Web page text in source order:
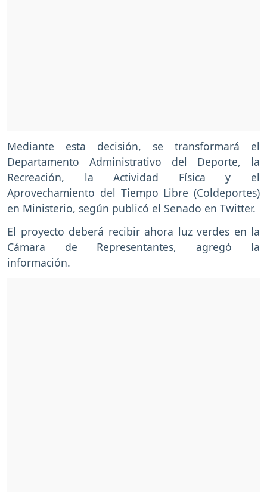
Mediante esta decisión, se transformará el
Departamento Administrativo del Deporte, la
Recreación, la Actividad Física y el
Aprovechamiento del Tiempo Libre (Coldeportes)
en Ministerio, según publicó el Senado en Twitter.
El proyecto deberá recibir ahora luz verdes en la
Cámara de Representantes, agregó la
información.